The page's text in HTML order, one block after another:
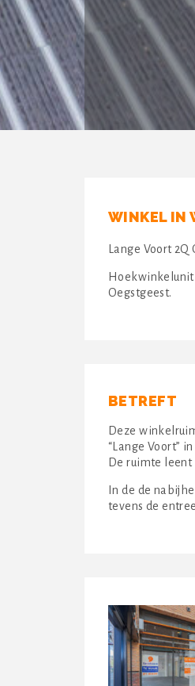
WINKEL IN
Lange Voort
Hoekwinkelunit
Oegstgeest.
BETREFT
Deze
“Lange Voort”
De ruimte
In de de
tevens de